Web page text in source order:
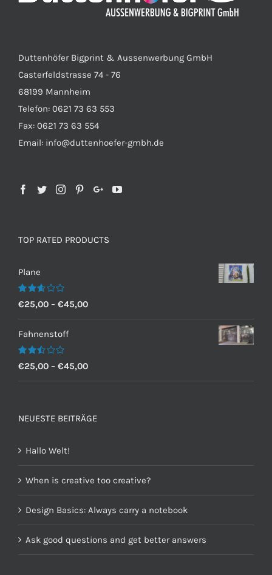
Duttenhöfer Bigprint & Aussenwerbung GmbH
Casterfeldstrasse 74 - 76
68199 Mannheim
Telefon: 0621 73 63 553
Fax: 0621 73 63 554
Email: info@duttenhoefer-gmbh.de
TOP RATED PRODUCTS
Plane
Bewertet
mit
2.60
von 5
€25,00 – €45,00
Fahnenstoff
Bewertet
mit
2.50
€25,00 – €45,00
NEUESTE BEITRÄGE
Hallo Welt!
When is creative too creative?
Design Basics: Always carry a notebook
Ask good questions and get better answers